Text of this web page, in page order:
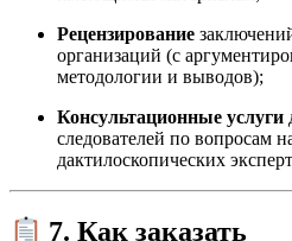
Рецензирование
организаций (с
методологии и выводов);
Консультационные услуги
следователей по вопросам
дактилоскопических
7. Как заказать